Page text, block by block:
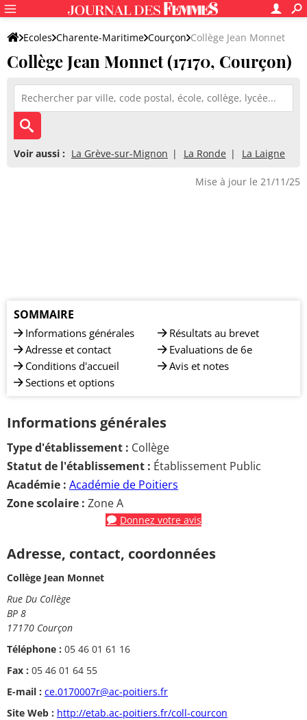
Ecoles Charente-Maritime Courçon Collège Jean Monnet
Collège Jean Monnet (17170, Courçon)
Voir aussi : La Grève-sur-Mignon La Ronde La Laigne
Mise à jour le 21/11/25
SOMMAIRE
Informations générales
Adresse et contact
Conditions d'accueil
Sections et options
Résultats au brevet
Evaluations de 6e
Avis et notes
Informations générales
Type d'établissement : Collège
Statut de l'établissement : Établissement Public
Académie : Académie de Poitiers
Zone scolaire : Zone A
Donnez votre avis
Adresse, contact, coordonnées
Collège Jean Monnet
Rue Du Collège
BP 8
17170 Courçon
Téléphone : 05 46 01 61 16
Fax : 05 46 01 64 55
E-mail : ce.0170007r@ac-poitiers.fr
Site Web : http://etab.ac-poitiers.fr/coll-courcon